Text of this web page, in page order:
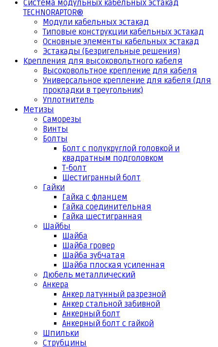
Система модульных кабельных эстакад
TECHNORAPTOR®
Модули кабельных эстакад
Типовые конструкции кабельных эстакад
Основные элементы кабельных эстакад
Эстакады (Безригельные решения)
Крепления для высоковольтного кабеля
Высоковольтное крепление для кабеля
Универсальное крепление для кабеля (для
прокладки в треугольник)
Уплотнитель
Метизы
Саморезы
Винты
Болты
Болт с полукруглой головкой и
квадратным подголовком
Т-болт
Шестигранный болт
Гайки
Гайка с фланцем
Гайка соединительная
Гайка шестигранная
Шайбы
Шайба
Шайба гровер
Шайба зубчатая
Шайба плоская усиленная
Дюбель металлический
Анкера
Анкер латунный разрезной
Анкер стальной забивной
Анкерный болт
Анкерный болт с гайкой
Шпильки
Струбцины